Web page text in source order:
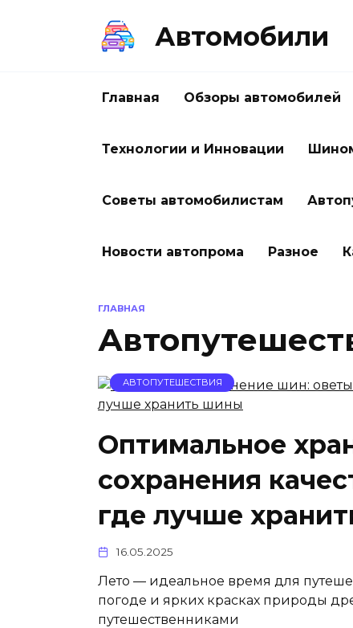
Автомобили
Главная Обзоры автомобилей
Технологии и Инновации
Советы автомобилистам
Новости автопрома Разное
ГЛАВНАЯ
АВТОПУТЕШЕСТВИЯ
Оптимальное
сохранения
где лучше
16.05.2025
Лето — идеальное время для
погоде и ярких красках природы
путешественниками